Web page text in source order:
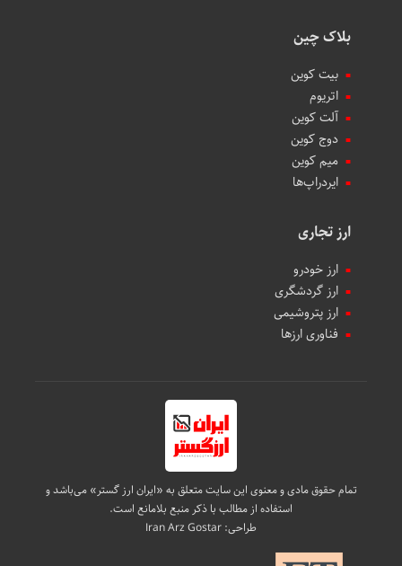
بلاک چین
بیت کوین
اتریوم
آلت کوین
دوج کوین
میم کوین‌
ایردراپ‌ها
ارز تجاری
ارز خودرو
ارز گردشگری
ارز پتروشیمی
فناوری ارزها
تمام حقوق مادی و معنوی این سایت متعلق به «ایران ارز گستر» می‌باشد و
استفاده از مطالب با ذکر منبع بلامانع است.
طراحی:Iran Arz Gostar